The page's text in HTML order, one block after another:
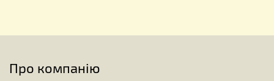
Про компанію